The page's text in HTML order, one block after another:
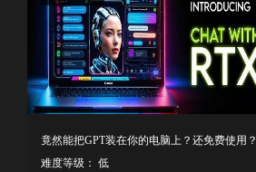
竟然能把GPT装在你的电脑上？还免费使用？
难度等级： 低